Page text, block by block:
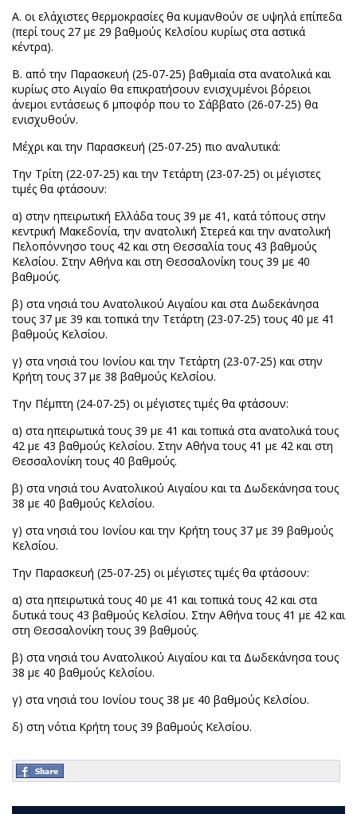
Α. οι ελάχιστες θερμοκρασίες θα κυμανθούν σε υψηλά επίπεδα
(περί τους 27 με 29 βαθμούς Κελσίου κυρίως στα αστικά
κέντρα).
Β. από την Παρασκευή (25-07-25) βαθμιαία στα ανατολικά και
κυρίως στο Αιγαίο θα επικρατήσουν ενισχυμένοι βόρειοι
άνεμοι εντάσεως 6 μποφόρ που το Σάββατο (26-07-25) θα
ενισχυθούν.
Μέχρι και την Παρασκευή (25-07-25) πιο αναλυτικά:
Την Τρίτη (22-07-25) και την Τετάρτη (23-07-25) οι μέγιστες
τιμές θα φτάσουν:
α) στην ηπειρωτική Ελλάδα τους 39 με 41, κατά τόπους στην
κεντρική Μακεδονία, την ανατολική Στερεά και την ανατολική
Πελοπόννησο τους 42 και στη Θεσσαλία τους 43 βαθμούς
Κελσίου. Στην Αθήνα και στη Θεσσαλονίκη τους 39 με 40
βαθμούς.
β) στα νησιά του Ανατολικού Αιγαίου και στα Δωδεκάνησα
τους 37 με 39 και τοπικά την Τετάρτη (23-07-25) τους 40 με 41
βαθμούς Κελσίου.
γ) στα νησιά του Ιονίου και την Τετάρτη (23-07-25) και στην
Κρήτη τους 37 με 38 βαθμούς Κελσίου.
Την Πέμπτη (24-07-25) οι μέγιστες τιμές θα φτάσουν:
α) στα ηπειρωτικά τους 39 με 41 και τοπικά στα ανατολικά τους
42 με 43 βαθμούς Κελσίου. Στην Αθήνα τους 41 με 42 και στη
Θεσσαλονίκη τους 40 βαθμούς.
β) στα νησιά του Ανατολικού Αιγαίου και τα Δωδεκάνησα τους
38 με 40 βαθμούς Κελσίου.
γ) στα νησιά του Ιονίου και την Κρήτη τους 37 με 39 βαθμούς
Κελσίου.
Την Παρασκευή (25-07-25) οι μέγιστες τιμές θα φτάσουν:
α) στα ηπειρωτικά τους 40 με 41 και τοπικά τους 42 και στα
δυτικά τους 43 βαθμούς Κελσίου. Στην Αθήνα τους 41 με 42 και
στη Θεσσαλονίκη τους 39 βαθμούς.
β) στα νησιά του Ανατολικού Αιγαίου και τα Δωδεκάνησα τους
38 με 40 βαθμούς Κελσίου.
γ) στα νησιά του Ιονίου τους 38 με 40 βαθμούς Κελσίου.
δ) στη νότια Κρήτη τους 39 βαθμούς Κελσίου.